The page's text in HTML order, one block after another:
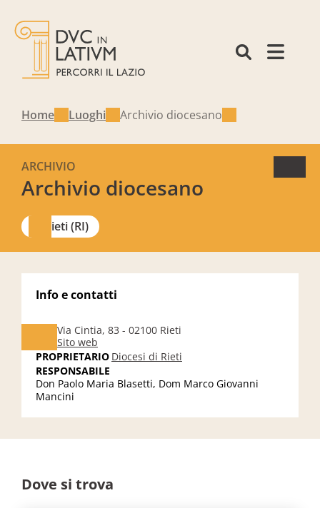
Home Luoghi Archivio diocesano
Archivio diocesano
ARCHIVIO
Rieti (RI)
Info e contatti
Via Cintia, 83 - 02100 Rieti
Sito web
PROPRIETARIO Diocesi di Rieti
RESPONSABILE
Don Paolo Maria Blasetti, Dom Marco Giovanni
Mancini
Dove si trova